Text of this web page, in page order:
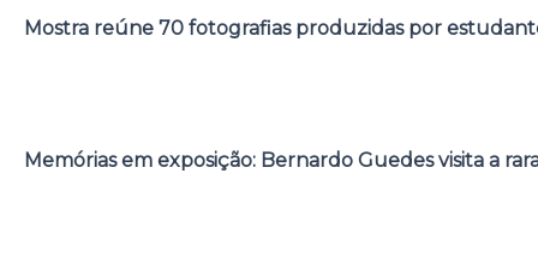
Mostra reúne 70 fotografias produzidas por
Memórias em exposição: Bernardo Guedes visita a